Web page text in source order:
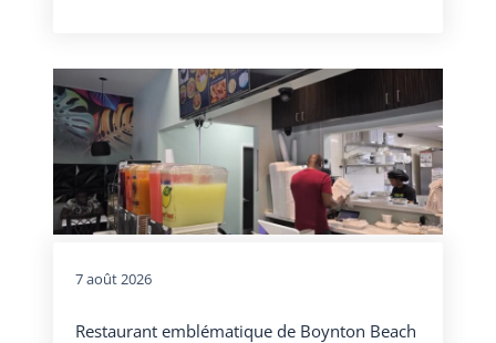
7 août 2026
Restaurant emblématique de Boynton Beach